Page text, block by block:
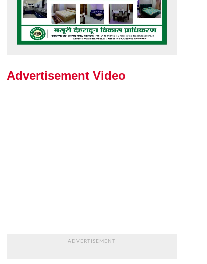
Advertisement Video
ADVERTISEMENT